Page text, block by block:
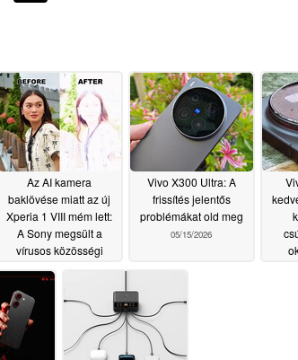
Az AI kamera
baklövése miatt az új
Xperia 1 VIII mém lett:
A Sony megsült a
vírusos közösségi
Vivo X300 Ultra: A
frissítés jelentős
problémákat old meg
05/15/2026